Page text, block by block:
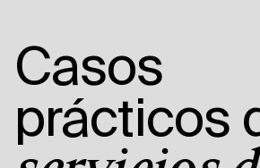
Casos
prácticos